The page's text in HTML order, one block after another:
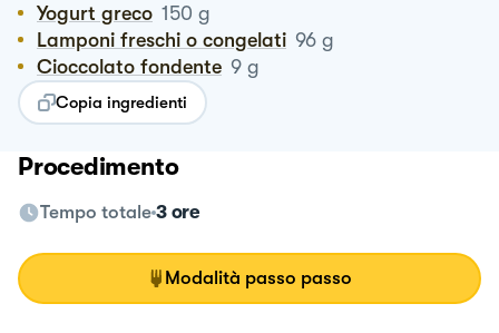
Yogurt greco 150 g
Lamponi freschi o congelati 96 g
Cioccolato fondente 9 g
Copia ingredienti
Procedimento
Tempo totale 3 ore
Modalità passo passo